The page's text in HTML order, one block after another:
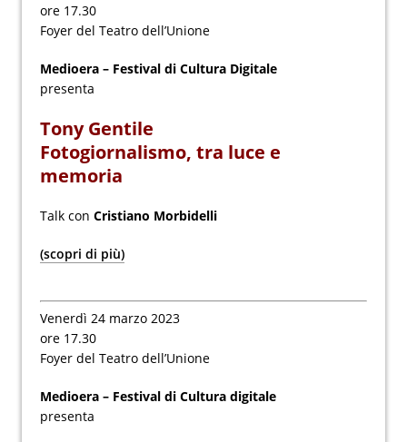
ore 17.30
Foyer del Teatro dell’Unione
Medioera – Festival di Cultura Digitale
presenta
Tony Gentile
Fotogiornalismo, tra luce e
memoria
Talk con Cristiano Morbidelli
(scopri di più)
Venerdì 24 marzo 2023
ore 17.30
Foyer del Teatro dell’Unione
Medioera – Festival di Cultura digitale
presenta